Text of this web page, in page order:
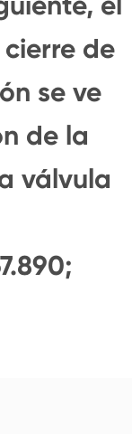
de
se ve
de la
válvula